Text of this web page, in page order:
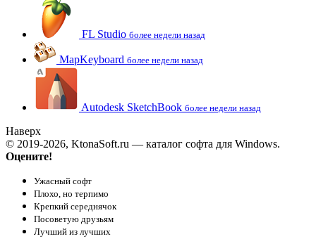
FL Studio более недели назад
MapKeyboard более недели назад
Autodesk SketchBook более недели назад
Наверх
© 2019-2026, KtonaSoft.ru — каталог софта для Windows.
Оцените!
Ужасный софт
Плохо, но терпимо
Крепкий середнячок
Посоветую друзьям
Лучший из лучших